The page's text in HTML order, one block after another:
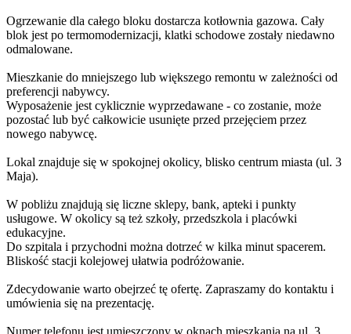
Ogrzewanie dla całego bloku dostarcza kotłownia gazowa. Cały
blok jest po termomodernizacji, klatki schodowe zostały niedawno
odmalowane.
Mieszkanie do mniejszego lub większego remontu w zależności od
preferencji nabywcy.
Wyposażenie jest cyklicznie wyprzedawane - co zostanie, może
pozostać lub być całkowicie usunięte przed przejęciem przez
nowego nabywcę.
Lokal znajduje się w spokojnej okolicy, blisko centrum miasta (ul. 3
Maja).
W pobliżu znajdują się liczne sklepy, bank, apteki i punkty
usługowe. W okolicy są też szkoły, przedszkola i placówki
edukacyjne.
Do szpitala i przychodni można dotrzeć w kilka minut spacerem.
Bliskość stacji kolejowej ułatwia podróżowanie.
Zdecydowanie warto obejrzeć tę ofertę. Zapraszamy do kontaktu i
umówienia się na prezentację.
Numer telefonu jest umieszczony w oknach mieszkania na ul. 3